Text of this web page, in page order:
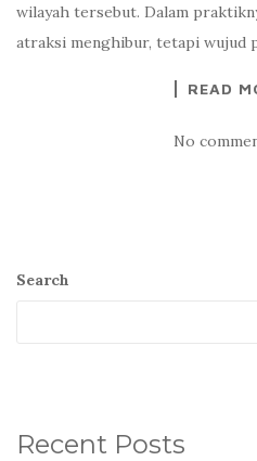
wilayah tersebut. Dalam
atraksi menghibur, tetapi wujud
READ
No
Search
Recent Posts